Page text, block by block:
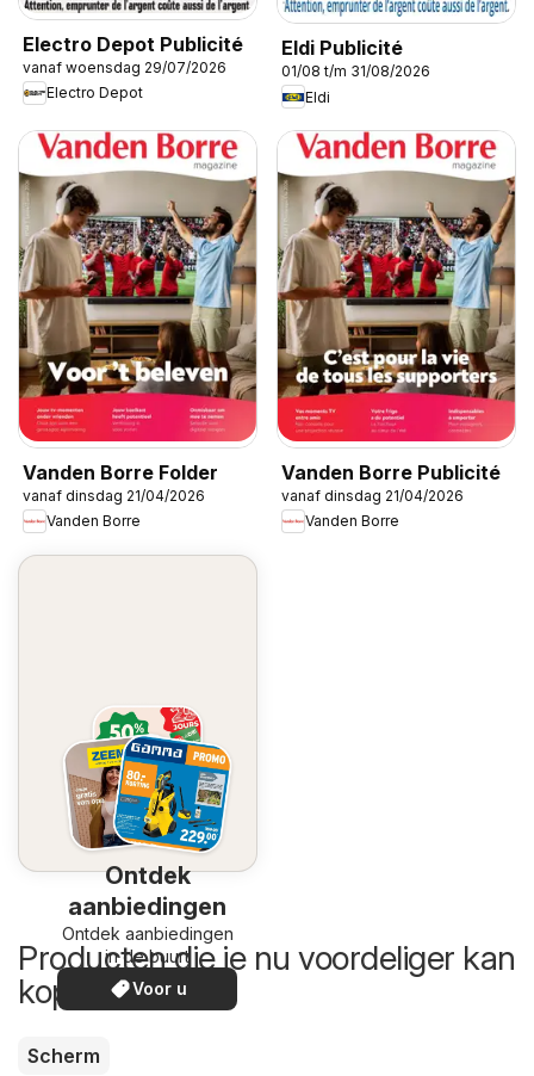
Electro Depot Publicité
vanaf woensdag 29/07/2026
Electro Depot
Eldi Publicité
01/08 t/m 31/08/2026
Eldi
Vanden Borre Folder
vanaf dinsdag 21/04/2026
Vanden Borre
Vanden Borre Publicité
vanaf dinsdag 21/04/2026
Vanden Borre
Ontdek
aanbiedingen
Ontdek aanbiedingen
in de buurt
Voor u
Producten die je nu voordeliger kan
kopen
Scherm